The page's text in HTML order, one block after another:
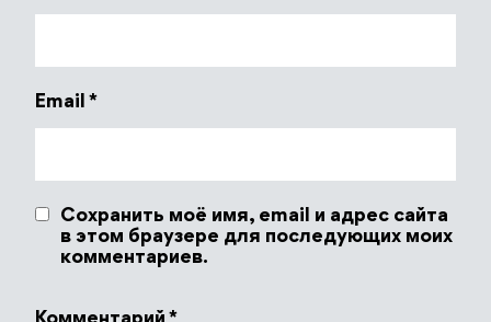
Email *
Сохранить моё имя, email и адрес сайта
в этом браузере для последующих моих
комментариев.